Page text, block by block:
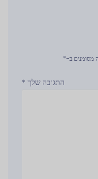
מסומנים ב-*
התגובה שלך *